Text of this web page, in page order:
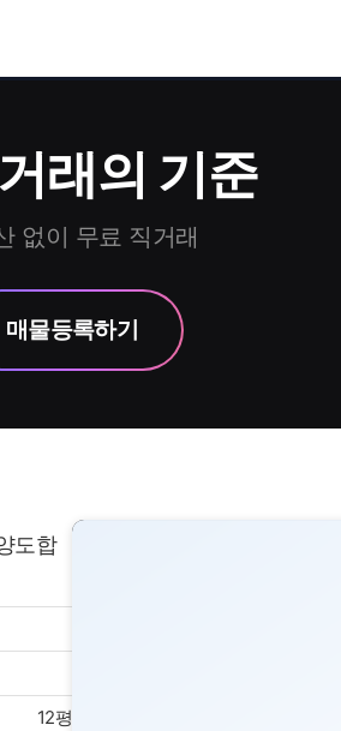
래의 기준
없이 무료 직거래
매물등록하기
도합
12평